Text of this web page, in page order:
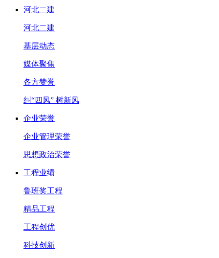
河北二建
河北二建
基层动态
媒体聚焦
各方赞誉
纠“四风” 树新风
企业荣誉
企业管理荣誉
思想政治荣誉
工程业绩
鲁班奖工程
精品工程
工程创优
科技创新